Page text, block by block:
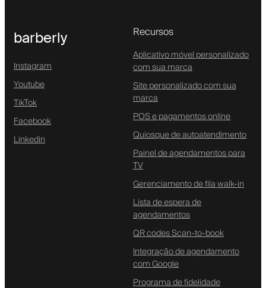
barberly
Instagram
Youtube
TikTok
Facebook
Linkedin
Recursos
Aplicativo móvel personalizado
com sua marca
Site personalizado com sua
marca
POS e pagamentos online
Quiosque de autoatendimento
Painel de agendamentos para
TV
Gerenciamento de fila walk-in
Lista de espera de
agendamentos
QR codes Scan-to-book
Integração de agendamento
com Google
Programa de fidelidade